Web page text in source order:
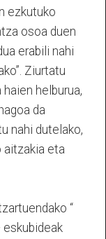
ezkutuko
osoa duen
erabili nahi
Ziurtatu
helburua,
da
nahi dutelako,
aitzakia eta
“
eskubideak